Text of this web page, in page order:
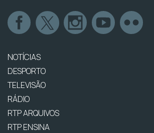
NOTÍCIAS
DESPORTO
TELEVISÃO
RÁDIO
RTP ARQUIVOS
RTP ENSINA